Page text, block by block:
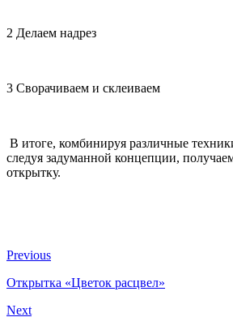
2 Делаем надрез
3 Сворачиваем и склеиваем
В итоге, комбинируя различные
следуя задуманной концепции,
открытку.
Previous
Открытка «Цветок расцвел»
Next